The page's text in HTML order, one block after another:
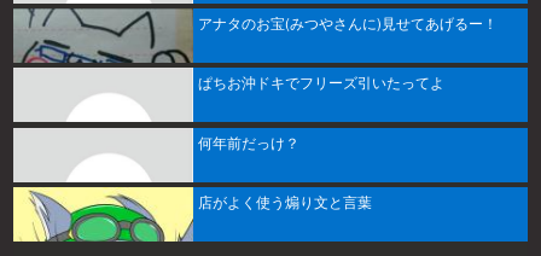
アナタのお宝(みつやさんに)見せてあげるー！
ぱちお沖ドキでフリーズ引いたってよ
何年前だっけ？
店がよく使う煽り文と言葉